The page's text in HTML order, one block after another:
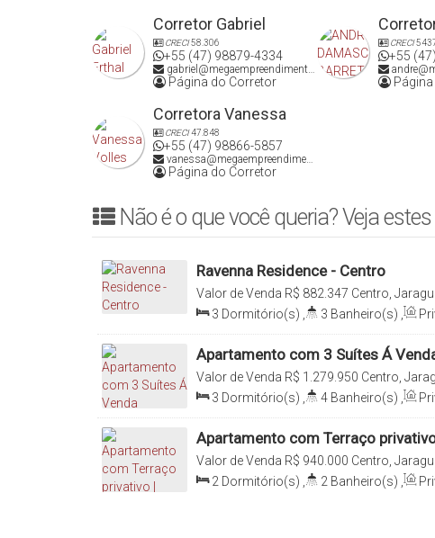
Imóvel disponível para financiamento e avalia permuta de
Agende sua visita e venha conhecer!
Corretor Gabriel
CRECI58.306
+55 (47) 98879-4334
gabriel@megaempreendimentos.com
Página do Corretor
CRECI
+55
Página
Corretora Vanessa
CRECI47.848
+55 (47) 98866-5857
vanessa@megaempreendimentos.com
Página do Corretor
Não é o que você queria? Veja
Ravenna Residence - Centro
R$ 882.347
Valor de Venda
Centro,
Brasil
3 Dormitório(s) 3 Banheiro(s)
Vaga(s)
Apartamento com 3 Suítes Á
Centro Jaraguá do Sul
R$ 1.279.950
Valor de Venda
Centro,
Brasil
3 Dormitório(s) 4 Banheiro(s)
Apartamento com Terraço
Sul
R$ 940.000
Valor de Venda
Centro,
Brasil
2 Dormitório(s) 2 Banheiro(s)